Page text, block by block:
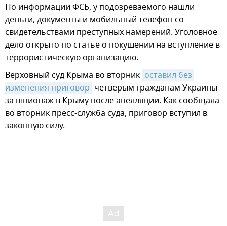
По информации ФСБ, у подозреваемого нашли
деньги, документы и мобильный телефон со
свидетельствами преступных намерений. Уголовное
дело открыто по статье о покушении на вступление в
террористическую организацию.
Верховный суд Крыма во вторник оставил без
изменения приговор четверым гражданам Украины
за шпионаж в Крыму после апелляции. Как сообщала
во вторник пресс-служба суда, приговор вступил в
законную силу.